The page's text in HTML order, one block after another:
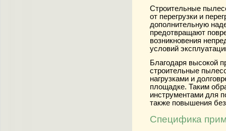
Строительные
от перегрузки и
дополнительную
предотвращают
возникновения
условий
Благодаря высокой
строительные
нагрузками и
площадке. Таким
инструментами для
также повышения
Специфика